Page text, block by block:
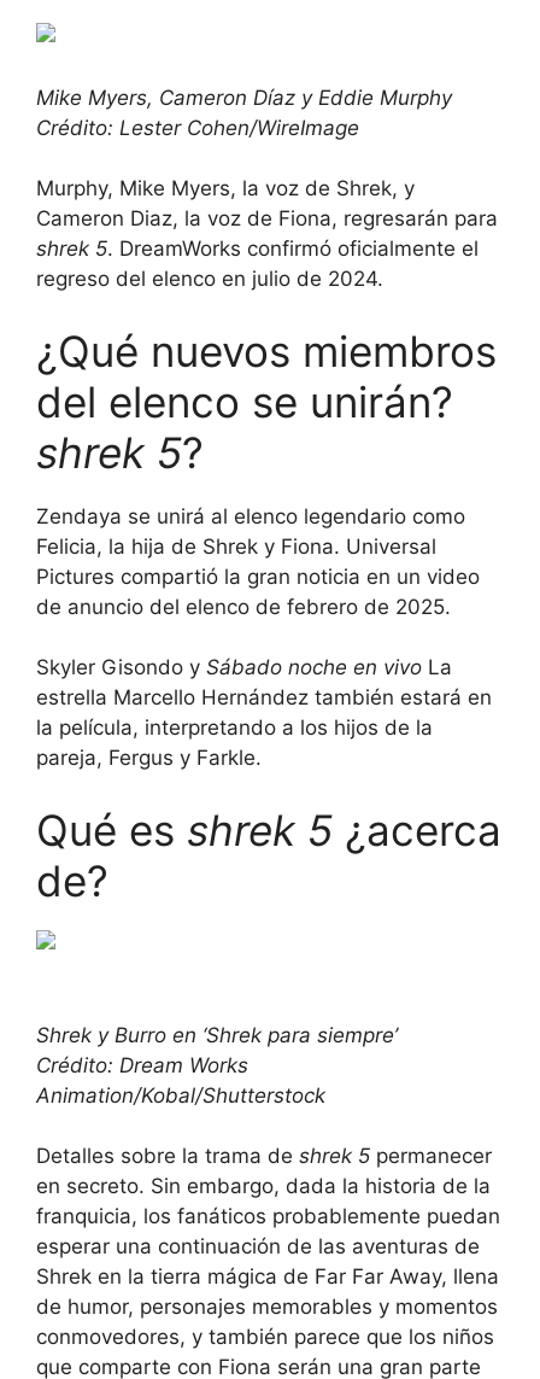
Mike Myers, Cameron Díaz y Eddie Murphy
Crédito: Lester Cohen/WireImage
Murphy, Mike Myers, la voz de Shrek, y
Cameron Diaz, la voz de Fiona, regresarán para
shrek 5. DreamWorks confirmó oficialmente el
regreso del elenco en julio de 2024.
¿Qué nuevos miembros
del elenco se unirán?
shrek 5?
Zendaya se unirá al elenco legendario como
Felicia, la hija de Shrek y Fiona. Universal
Pictures compartió la gran noticia en un video
de anuncio del elenco de febrero de 2025.
Skyler Gisondo y Sábado noche en vivo La
estrella Marcello Hernández también estará en
la película, interpretando a los hijos de la
pareja, Fergus y Farkle.
Qué es shrek 5 ¿acerca
de?
Shrek y Burro en ‘Shrek para siempre’
Crédito: Dream Works
Animation/Kobal/Shutterstock
Detalles sobre la trama de shrek 5 permanecer
en secreto. Sin embargo, dada la historia de la
franquicia, los fanáticos probablemente puedan
esperar una continuación de las aventuras de
Shrek en la tierra mágica de Far Far Away, llena
de humor, personajes memorables y momentos
conmovedores, y también parece que los niños
que comparte con Fiona serán una gran parte